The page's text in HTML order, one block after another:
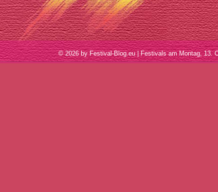
© 2026 by Festival-Blog.eu | Festivals am Montag, 13.